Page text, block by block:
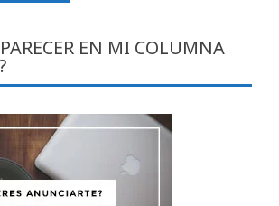
EN MI COLUMNA